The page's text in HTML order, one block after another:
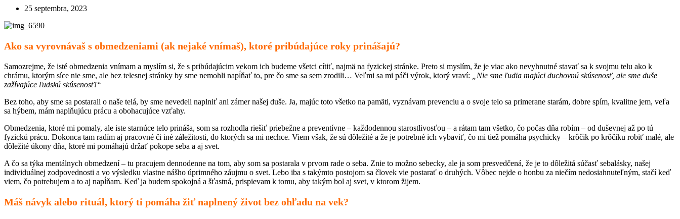
25 septembra, 2023
Ako sa vyrovnávaš s obmedzeniami (ak nejaké vnímaš), ktoré pribúdajúce roky prinášajú?
Samozrejme, že isté obmedzenia vnímam a myslím si, že s pribúdajúcim vekom ich budeme všetci cítiť, najmä na fyzickej stránke. Preto si myslím, že je viac ako nevyhnutné stavať sa k svojmu telu ako k
chrámu, ktorým síce nie sme, ale bez telesnej stránky by sme nemohli napĺňať to, pre čo sme sa sem zrodili… Veľmi sa mi páči výrok, ktorý vraví:
„Nie sme ľudia majúci duchovnú skúsenosť, ale sme duše
zažívajúce ľudskú skúsenosť!“
Bez toho, aby sme sa postarali o naše telá, by sme nevedeli naplniť ani zámer našej duše. Ja, majúc toto všetko na pamäti, vyznávam prevenciu a o svoje telo sa primerane starám, dobre spím, kvalitne jem, veľa
sa hýbem, mám naplňujúcu prácu a obohacujúce vzťahy.
Obmedzenia, ktoré mi pomaly, ale iste starnúce telo prináša, som sa rozhodla riešiť priebežne a preventívne – každodennou starostlivosťou – a rátam tam všetko, čo počas dňa robím – od duševnej až po tú
fyzickú prácu. Dokonca tam radím aj pracovné či iné záležitosti, do ktorých sa mi nechce. Viem však, že sú dôležité a že je potrebné ich vybaviť, čo mi tiež pomáha psychicky – krôčik po krôčiku robiť malé, ale
dôležité úkony dňa, ktoré mi pomáhajú držať pokope seba a aj svet.
A čo sa týka mentálnych obmedzení – tu pracujem dennodenne na tom, aby som sa postarala v prvom rade o seba. Znie to možno sebecky, ale ja som presvedčená, že je to dôležitá súčasť sebalásky, našej
individuálnej zodpovednosti a vo výsledku vlastne nášho úprimného záujmu o svet. Lebo iba s takýmto postojom sa človek vie postarať o druhých. Vôbec nejde o honbu za niečím nedosiahnuteľným, stačí keď
viem, čo potrebujem a to aj napĺňam. Keď ja budem spokojná a šťastná, prispievam k tomu, aby takým bol aj svet, v ktorom žijem.
Máš návyk alebo rituál, ktorý ti pomáha žiť naplnený život bez ohľadu na vek?